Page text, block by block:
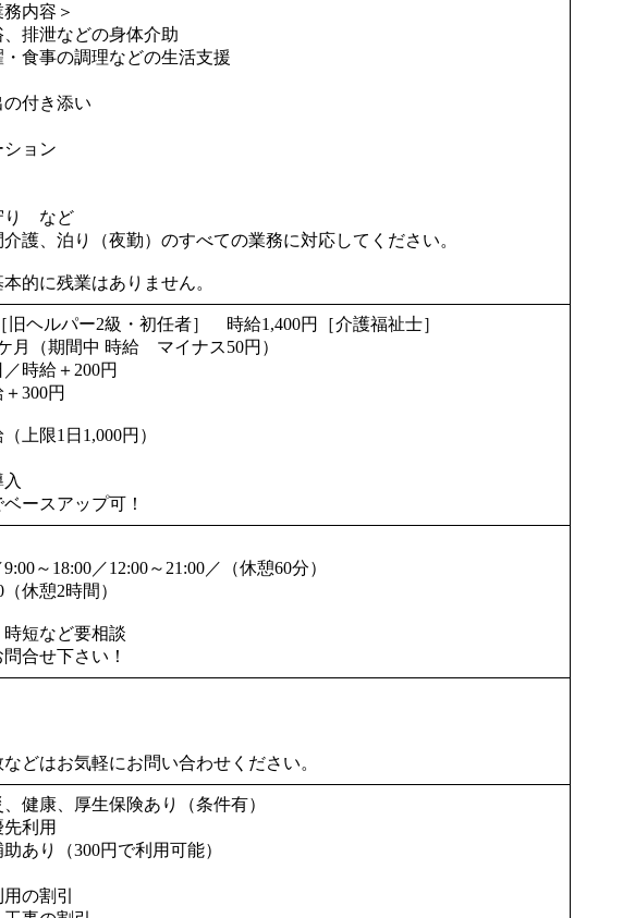
内容＞
排泄などの身体介助
食事の調理などの生活支援
付き添い
ョン
り など
護、泊り（夜勤）のすべての業務に対応してください。
的に残業はありません。
旧ヘルパー2級・初任者］ 時給1,400円［介護福祉士］
月（期間中 時給 マイナス50円）
時給＋200円
300円
上限1日1,000円）
ースアップ可！
～18:00／12:00～21:00／（休憩60分）
休憩2時間）
短など要相談
合せ下さい！
どはお気軽にお問い合わせください。
、健康、厚生保険あり（条件有）
先利用
助あり（300円で利用可能）
の割引